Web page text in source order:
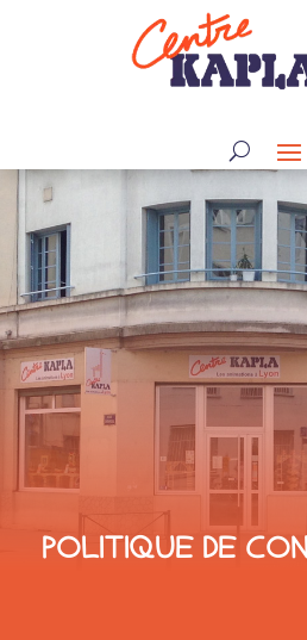
POLITIQUE DE